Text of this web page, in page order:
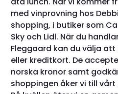
med vinprovning hos
shopping, i butiker som
Sky och Lidl. När du
Fleggaard kan du välja
eller kreditkort. De
norska kronor samt
shoppingen åker vi till